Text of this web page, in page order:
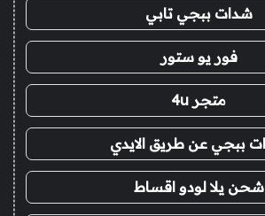
شدات ببجي تابي
فور يو ستور
متجر 4u
ببجي عن طريق الايدي
شحن يلا لودو اقساط